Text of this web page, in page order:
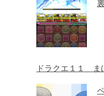
ドラクエ１１ ま